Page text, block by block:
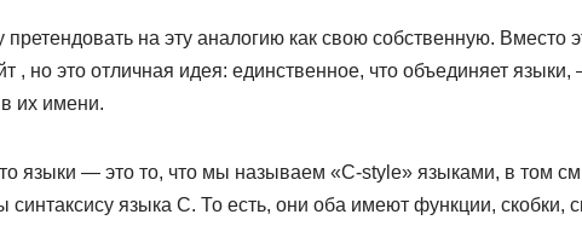
на эту аналогию как свою собственную. Вместо
, но это отличная идея: единственное, что объединяет языки,
их имени.
языки — это то, что мы называем «C-style» языками, в том
синтаксису языка C. То есть, они оба имеют функции, скобки,